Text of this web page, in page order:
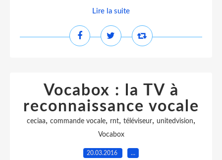
Lire la suite
Vocabox : la TV à
reconnaissance vocale
ceciaa, commande vocale, rnt, téléviseur, unitedvision,
Vocabox
20.03.2016 …